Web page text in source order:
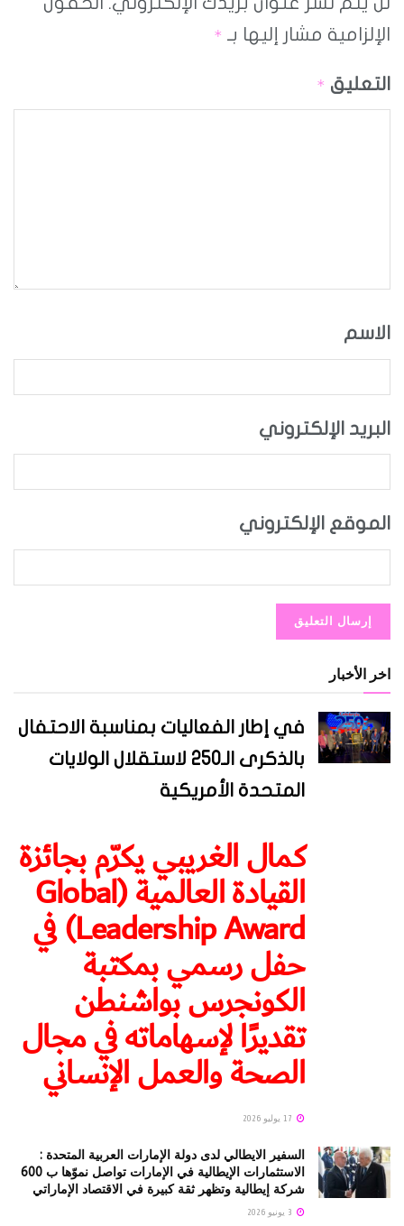
الإلزامية مشار إليها بـ *
التعليق *
الاسم
البريد الإلكتروني
الموقع الإلكتروني
اخر الأخبار
في إطار الفعاليات بمناسبة الاحتفال
بالذكرى الـ250 لاستقلال الولايات
المتحدة الأمريكية
كمال الغريبي يكرّم بجائزة
القيادة العالمية (Global
Leadership Award) في
حفل رسمي بمكتبة
الكونجرس بواشنطن
تقديرًا لإسهاماته في مجال
الصحة والعمل الإنساني
السفير الايطالي لدى دولة الإمارات العربية المتحدة :
الاستثمارات الإيطالية في الإمارات تواصل نموّها ب 600
شركة إيطالية وتظهر ثقة كبيرة في الاقتصاد الإماراتي